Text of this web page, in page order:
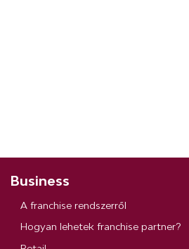
Business
A franchise rendszerről
Hogyan lehetek franchise partner?